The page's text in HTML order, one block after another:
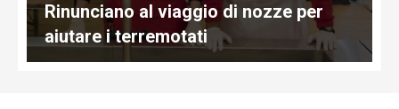
Rinunciano al viaggio di nozze per
aiutare i terremotati